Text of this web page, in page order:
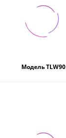
Модель TLW90